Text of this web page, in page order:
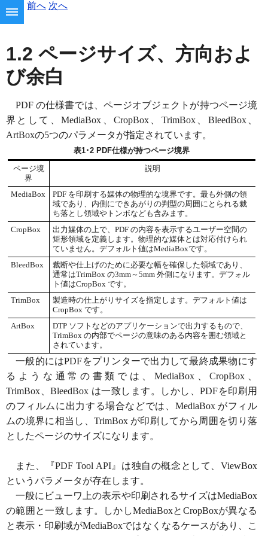
前へ 次へ
1.2 ページサイズ、方向およ
び余白
PDF の仕様書では、ページオブジェクトが持つページ境
界 として、MediaBox、CropBox、TrimBox、BleedBox、
ArtBoxの5つのパラメータが指定されています。
表1･2 PDF仕様が持つページ境界
ページ境
界
説明
MediaBox
PDF を印刷する媒体の物理的な境界です。最も外側の領
域であり、内側にできあがりの判型の周囲にとられる裁
ち落とし領域やトンボなども含みます。
CropBox
出力媒体の上で、PDF の内容を表示するユーザー空間の
矩形領域を定義します。物理的な媒体とは対応付けられ
ていません。デフォルト値はMediaBoxです。
BleedBox
裁断や仕上げのために必要な幅を確保した領域であり、
通常はTrimBox の3mm～5mm 外側になります。デフォル
ト値はCropBox です。
TrimBox
製造時の仕上がりサイズを指定します。デフォルト値は
CropBox です。
ArtBox
DTP ソフトなどのアプリケーションで出力するもので、
TrimBox の内部でページの意味のある内容を囲む領域と
されています。
一般的にはPDFをプリンターで出力して最終成果物にす
るような通常の書類では、MediaBox、CropBox、
TrimBox、BleedBox は一致します。しかし、PDFを印刷用
のフィルムに出力する場合などでは、MediaBox がフィル
ムの境界に相当し、TrimBox が印刷してから周囲を切り落
としたページのサイズになります。
また、『PDF Tool API』は独自の概念として、ViewBox
というパラメータが存在します。
一般にビューワ上の表示や印刷されるサイズはMediaBox
の範囲と一致します。しかしMediaBoxとCropBoxが異なる
と表示・印刷域がMediaBoxではなくなるケースがあり、こ